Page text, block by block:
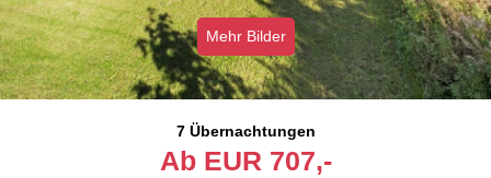
Mehr Bilder
7 Übernachtungen
Ab EUR 707,-